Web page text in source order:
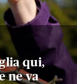
qui,
ne va